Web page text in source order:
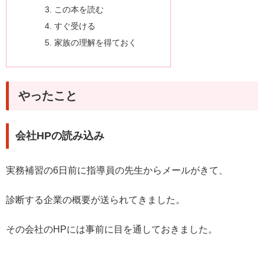
この本を読む
すぐ受ける
家族の理解を得ておく
やったこと
会社HPの読み込み
実務補習の6日前に指導員の先生からメールがきて、
診断する企業の概要が送られてきました。
その会社のHPには事前に目を通しておきました。